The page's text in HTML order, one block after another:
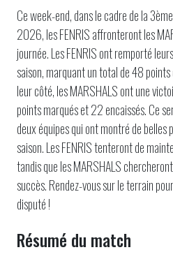
Ce week-end, dans le cadre de la
2026, les FENRIS affronteront les
journée. Les FENRIS ont remporté
saison, marquant un total de 48
leur côté, les MARSHALS ont une
points marqués et 22 encaissés. Ce
deux équipes qui ont montré de belles
saison. Les FENRIS tenteront de
tandis que les MARSHALS
succès. Rendez-vous sur le terrain
disputé !
Résumé du match